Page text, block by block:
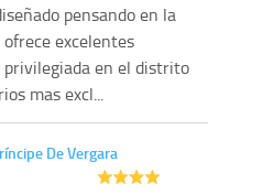
pensando en la
excelentes
en el distrito
mas excl...
De Vergara